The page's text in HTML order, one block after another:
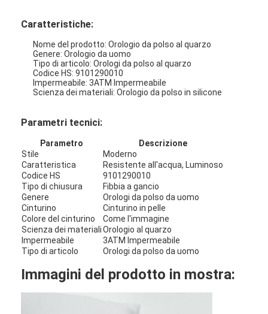
Prodotti
Chi Siamo
Visita alla fabbrica
Controllo di qualità
Contattaci
Notizie
Caratteristiche:
Nome del prodotto: Orologio da polso al quarzo
Genere: Orologio da uomo
Tipo di articolo: Orologi da polso al quarzo
Codice HS: 9101290010
Impermeabile: 3ATM Impermeabile
Scienza dei materiali: Orologio da polso in silicone
Parametri tecnici:
Parametro
Descrizione
Stile
Moderno
Caratteristica
Resistente all'acqua, Luminoso
Codice HS
9101290010
Tipo di chiusura
Fibbia a gancio
Genere
Orologi da polso da uomo
Cinturino
Cinturino in pelle
Colore del cinturino
Come l'immagine
Scienza dei materiali Orologio al quarzo
Impermeabile
3ATM Impermeabile
Tipo di articolo
Orologi da polso da uomo
Immagini del prodotto in mostra: